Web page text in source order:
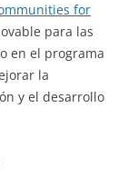
for
para las
en el programa
la
y el desarrollo